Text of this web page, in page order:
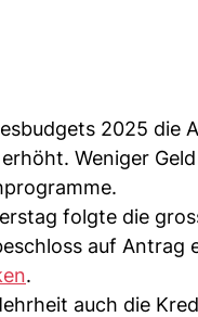
2025 die
Weniger
folgte die
auf
.
auch die